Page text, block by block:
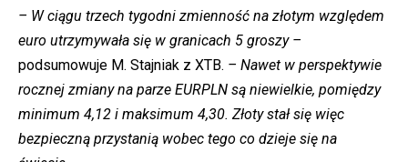
– W ciągu trzech tygodni zmienność na złotym względem
euro utrzymywała się w granicach 5 groszy –
podsumowuje M. Stajniak z XTB. – Nawet w perspektywie
rocznej zmiany na parze EURPLN są niewielkie, pomiędzy
minimum 4,12 i maksimum 4,30. Złoty stał się więc
bezpieczną przystanią wobec tego co dzieje się na